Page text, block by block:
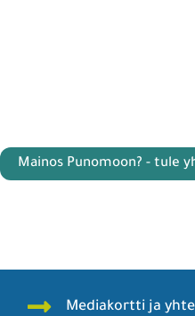
Mainos Punomoon? - tule
Mediakortti ja